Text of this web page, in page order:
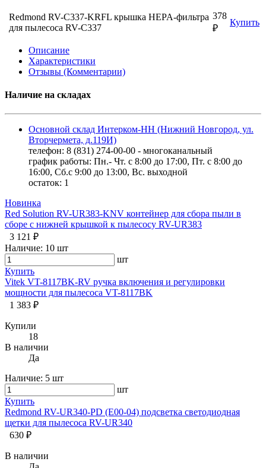
Redmond RV-C337-KRFL крышка HEPA-фильтра
для пылесоса RV-C337
378
₽
Купить
Описание
Характеристики
Отзывы (Комментарии)
Наличие на складах
Основной склад Интерком-НН (Нижний Новгород, ул.
Вторчермета, д.119И)
телефон: 8 (831) 274-00-00 - многоканальный
график работы: Пн.- Чт. с 8:00 до 17:00, Пт. с 8:00 до
16:00, Сб.с 9:00 до 13:00, Вс. выходной
остаток: 1
Новинка
Red Solution RV-UR383-KNV контейнер для сбора пыли в
сборе с нижней крышкой к пылесосу RV-UR383
3 121 ₽
Наличие: 10 шт
шт
Купить
Vitek VT-8117BK-RV ручка включения и регулировки
мощности для пылесоса VT-8117BK
1 383 ₽
Купили
18
В наличии
Да
Наличие: 5 шт
шт
Купить
Redmond RV-UR340-PD (E00-04) подсветка светодиодная
щетки для пылесоса RV-UR340
630 ₽
В наличии